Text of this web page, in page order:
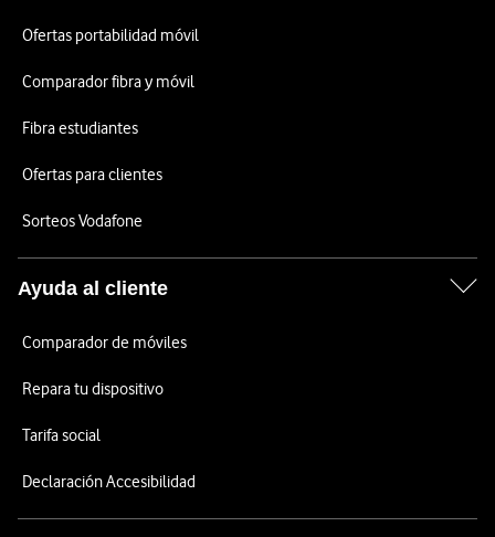
Ofertas portabilidad móvil
Comparador fibra y móvil
Fibra estudiantes
Ofertas para clientes
Sorteos Vodafone
Ayuda al cliente
Comparador de móviles
Repara tu dispositivo
Tarifa social
Declaración Accesibilidad